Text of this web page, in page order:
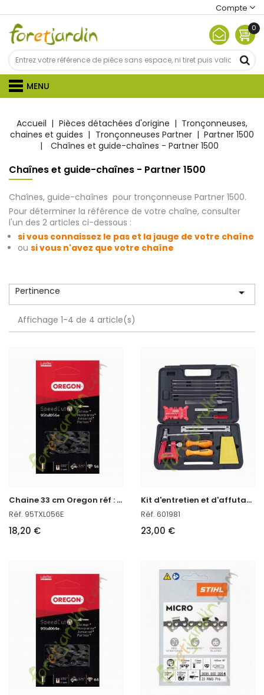
Compte
0
MENU
Accueil Pièces détachées d'origine
Tronçonneuses,
chaines et guides
Tronçonneuses Partner
Partner 1500
Chaînes et guide-chaînes - Partner 1500
Chaînes et guide-chaînes - Partner 1500
Chaînes, guide-chaînes pour tronçonneuse Partner 1500.
Pour déterminer la référence de votre chaîne, consulter
l'un des 2 articles ci-dessous :
si vous connaissez le pas et la jauge de votre chaîne
ou si vous n'avez que votre chaîne
Pertinence 
Affichage 1-4 de 4 article(s)
C
haine 33 cm Oregon réf : 95TXL056E
Réf. 95TXL056E
18,20 €
K
it d'entretien et d'affutage Tronçonneuse Oregon réf. 601981 en stock
Réf. 601981
23,00 €